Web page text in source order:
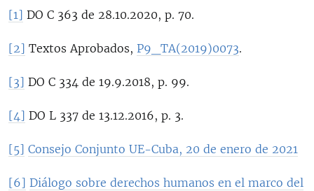
[1] DO C 363 de 28.10.2020, p. 70.
[2] Textos Aprobados, P9_TA(2019)0073.
[3] DO C 334 de 19.9.2018, p. 99.
[4] DO L 337 de 13.12.2016, p. 3.
[5] Consejo Conjunto UE-Cuba, 20 de enero de 2021
[6] Diálogo sobre derechos humanos en el marco del